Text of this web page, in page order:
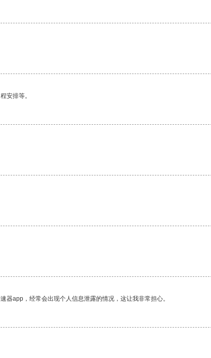
安排等。
app，经常会出现个人信息泄露的情况，这让我非常担心。